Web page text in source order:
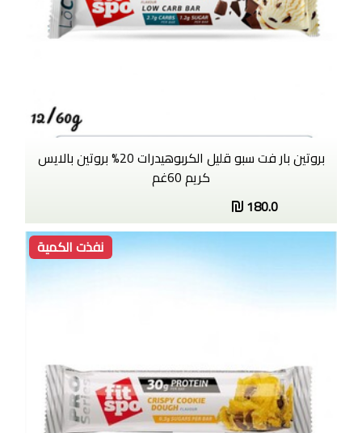
بروتين بار فت سبو قليل الكربوهيدرات 20% بروتين بالايس
كريم 60غم
180.0
نفذت الكمية